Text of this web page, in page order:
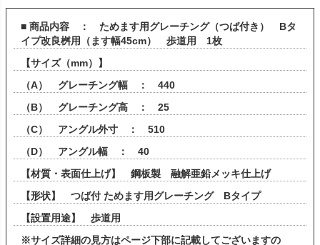
■ 商品内容 ： ためます用グレーチング（つば付き） Bタ
イプ改良桝用（ます幅45cm） 歩道用 1枚
【サイズ（mm）】
（A） グレーチング幅 ： 440
（B） グレーチング高 ： 25
（C） アングル外寸 ： 510
（D） アングル幅 ： 40
【材質・表面仕上げ】 鋼板製 融解亜鉛メッキ仕上げ
【形状】 つば付 ためます用グレーチング Bタイプ
【設置用途】 歩道用
※サイズ詳細の見方はページ下部に記載してございますの